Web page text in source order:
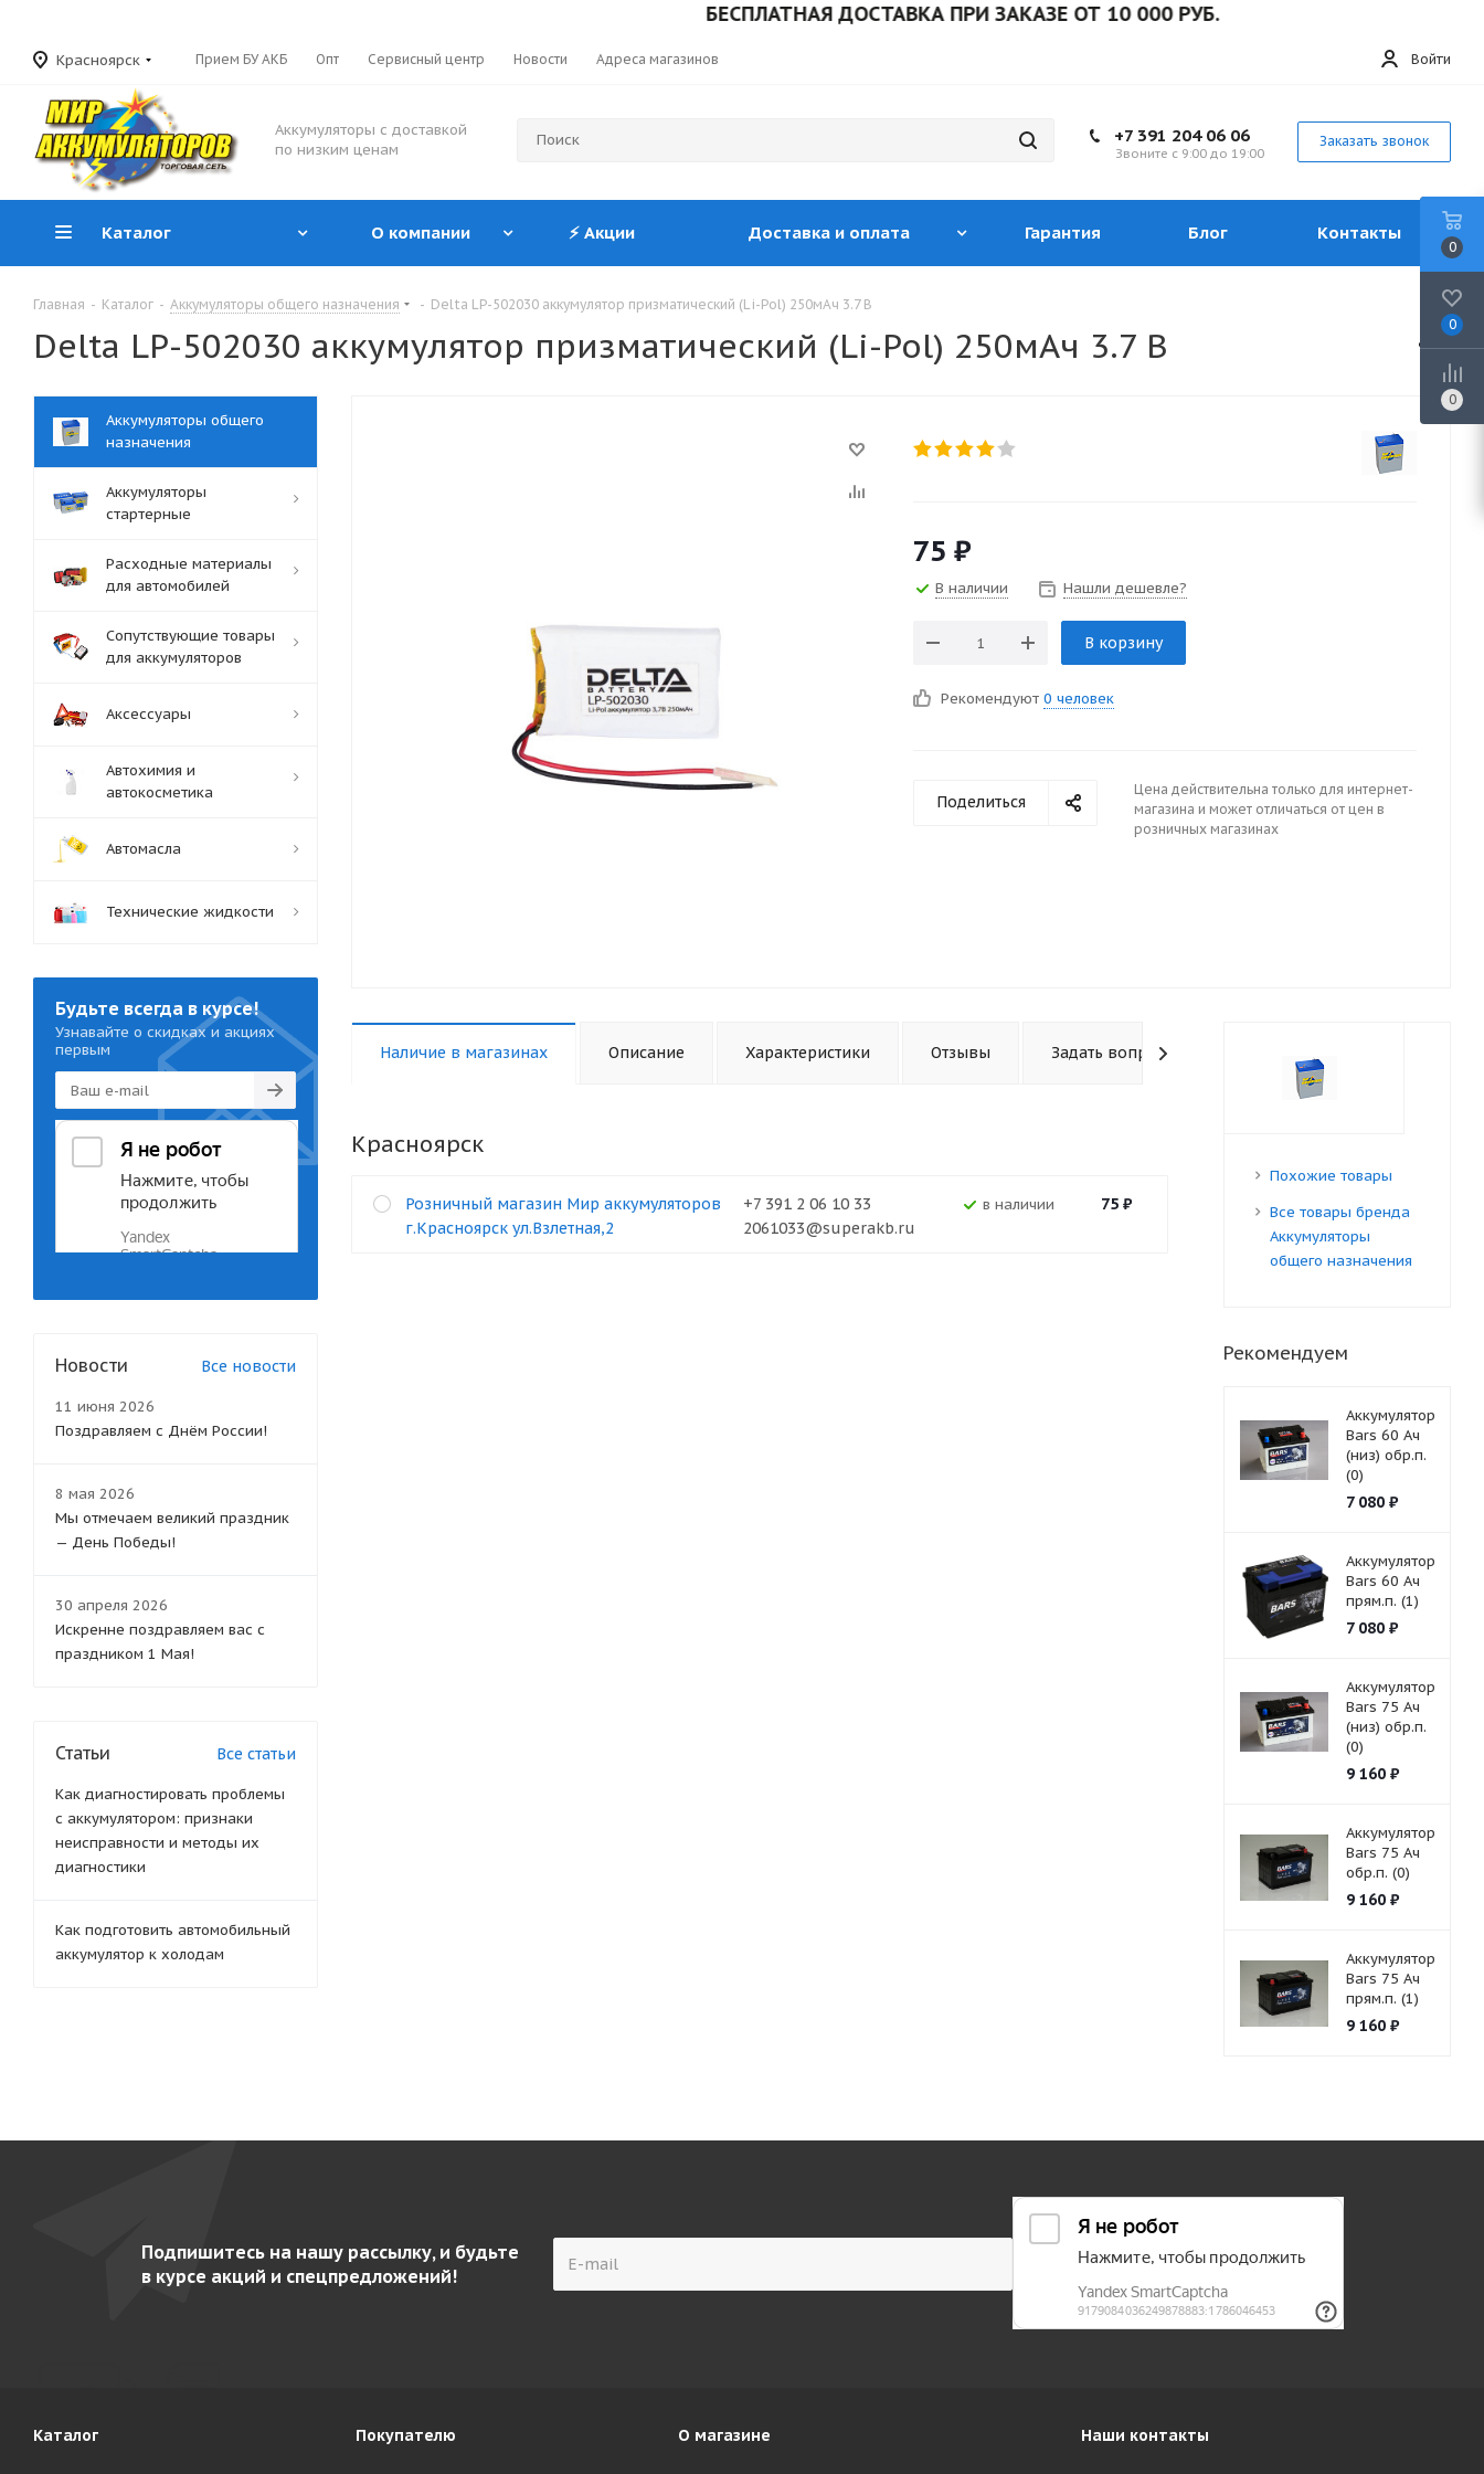
БЕСПЛАТНАЯ ДОСТАВКА ПРИ ЗАКАЗЕ ОТ 10 000 РУБ.
Красноярск Прием БУ АКБ Опт Сервисный центр Новости Адреса магазинов Войти
Аккумуляторы с доставкой
по низким ценам
+7 391 204 06 06
Звоните с 9:00 до 19:00
Заказать звонок
Каталог О компании ⚡ Акции Доставка и оплата Гарантия Блог Контакты
Главная - Каталог - Аккумуляторы общего назначения - Delta LP-502030 аккумулятор призматический (Li-Pol) 250мАч 3.7 В
Delta LP-502030 аккумулятор призматический (Li-Pol) 250мАч 3.7 В
75 ₽
В наличии Нашли дешевле?
В корзину
Рекомендуют 0 человек
Поделиться
Цена действительна только для интернет-
магазина и может отличаться от цен в
розничных магазинах
Наличие в магазинах Описание Характеристики Отзывы Задать вопрос
Красноярск
+7 391 2 06 10 33
2061033@superakb.ru
В наличии 75₽
Розничный магазин Мир аккумуляторов
г.Красноярск ул.Взлетная,2
Похожие товары
Все товары бренда
Аккумуляторы
общего назначения
Рекомендуем
Аккумулятор
Bars 60 Ач
(низ) обр.п.
(0)
7 080₽
Аккумулятор
Bars 60 Ач
прям.п. (1)
7 080₽
Аккумулятор
Bars 75 Ач
(низ) обр.п.
(0)
9 160₽
Аккумулятор
Bars 75 Ач
обр.п. (0)
9 160₽
Аккумулятор
Bars 75 Ач
прям.п. (1)
9 160₽
Аккумуляторы общего
назначения
Аккумуляторы
стартерные
Расходные материалы
для автомобилей
Сопутствующие товары
для аккумуляторов
Аксессуары
Автохимия и
автокосметика
Автомасла
Технические жидкости
Будьте всегда в курсе!
Узнавайте о скидках и акциях
первым
Новости Все новости
11 июня 2026
Поздравляем с Днём России!
8 мая 2026
Мы отмечаем великий праздник
— День Победы!
30 апреля 2026
Искренне поздравляем вас с
праздником 1 Мая!
Статьи Все статьи
Как диагностировать проблемы
с аккумулятором: признаки
неисправности и методы их
диагностики
Как подготовить автомобильный
аккумулятор к холодам
Подпишитесь на нашу рассылку, и будьте
в курсе акций и спецпредложений!
Каталог Покупателю О магазине Наши контакты
0
0
0